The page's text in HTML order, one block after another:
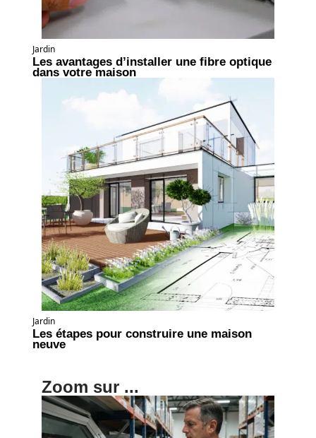
Jardin
Les avantages d’installer une fibre optique
dans votre maison
Jardin
Les étapes pour construire une maison
neuve
Zoom sur ...